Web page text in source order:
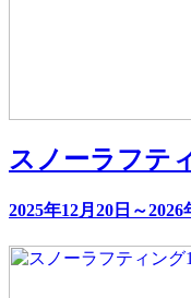
スノーラフテ
2025年12月20日～